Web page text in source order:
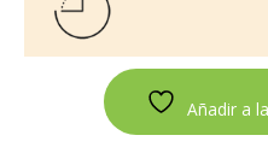
Añadir a